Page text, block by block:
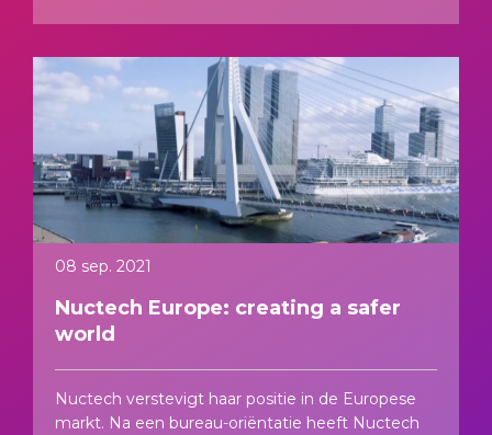
08 sep. 2021
Nuctech Europe: creating a safer
world
Nuctech verstevigt haar positie in de Europese
markt. Na een bureau-oriëntatie heeft Nuctech